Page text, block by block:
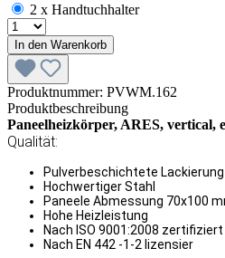
2 x Handtuchhalter
In den Warenkorb
Produktnummer: PVWM.162
Produktbeschreibung
Paneelheizkörper, ARES, vertical,
Qualität:
Pulverbeschichtete Lackierung
Hochwertiger Stahl
Paneele Abmessung 70x100
Hohe Heizleistung
Nach ISO 9001:2008 zertifiziert
Nach EN 442 -1-2 lizensier